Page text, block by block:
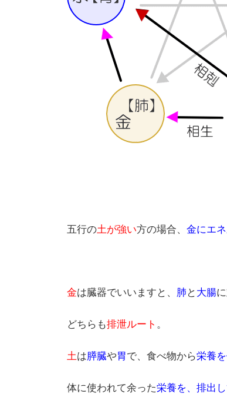
五行の土が強い方の場合、 金にエ
金は臓器でいいますと、 肺 と 大腸
どちらも排泄ルート 。
土は膵臓や胃で、食べ物から栄養
体に使われて余った栄養を、 排出